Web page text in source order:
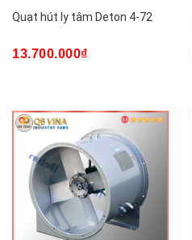
Quạt hút ly tâm Deton 4-72
13.700.000₫